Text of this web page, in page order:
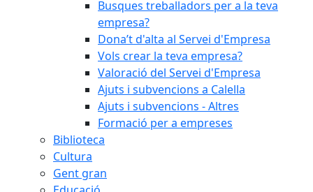
Busques treballadors per a la teva
empresa?
Dona’t d'alta al Servei d'Empresa
Vols crear la teva empresa?
Valoració del Servei d'Empresa
Ajuts i subvencions a Calella
Ajuts i subvencions - Altres
Formació per a empreses
Biblioteca
Cultura
Gent gran